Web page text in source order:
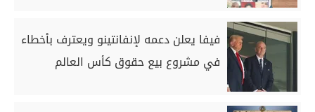
فيفا يعلن دعمه لإنفانتينو ويعترف بأخطاء
في مشروع بيع حقوق كأس العالم